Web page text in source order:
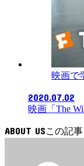
映画で
2020.07.02
映画「The
ABOUT US